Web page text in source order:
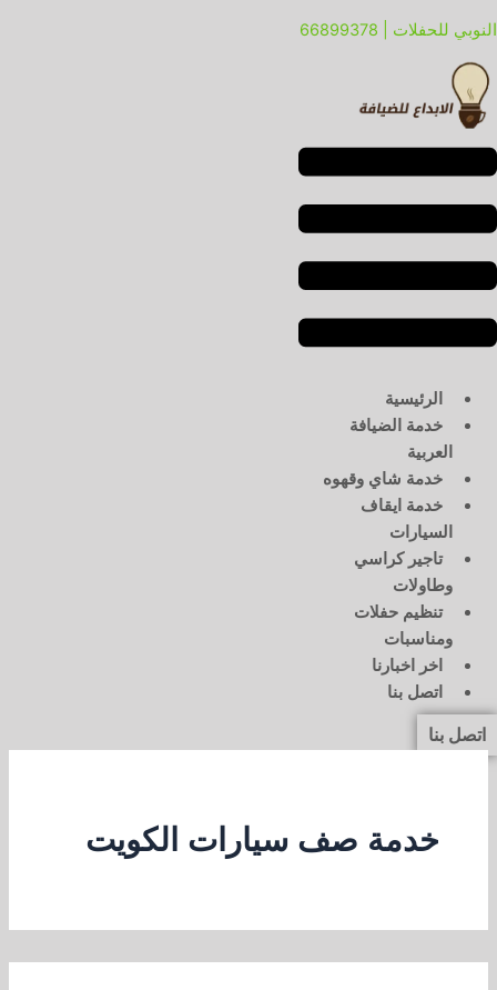
إلى
المحتوى
النوبي للحفلات | 66899378
الرئيسية
خدمة الضيافة
العربية
خدمة شاي وقهوه
خدمة ايقاف
السيارات
تاجير كراسي
وطاولات
تنظيم حفلات
ومناسبات
اخر اخبارنا
اتصل بنا
اتصل بنا
خدمة صف سيارات الكويت